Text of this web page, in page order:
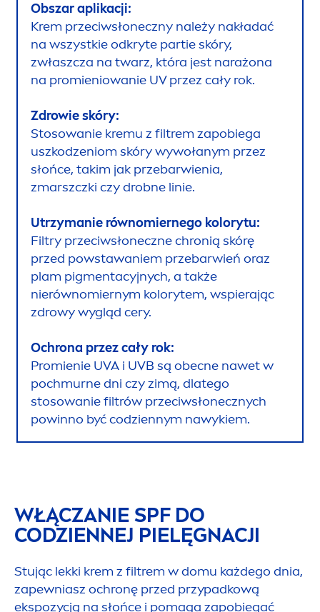
Obszar aplikacji:
Krem przeciwsłoneczny należy nakładać
na wszystkie odkryte partie skóry,
zwłaszcza na twarz, która jest narażona
na promieniowanie UV przez cały rok.
Zdrowie skóry:
Stosowanie kremu z filtrem zapobiega
uszkodzeniom skóry wywołanym przez
słońce, takim jak przebarwienia,
zmarszczki czy drobne linie.
Utrzymanie równomiernego kolorytu:
Filtry przeciwsłoneczne chronią skórę
przed powstawaniem przebarwień oraz
plam pigmentacyjnych, a także
nierównomiernym kolorytem, wspierając
zdrowy wygląd cery.
Ochrona przez cały rok:
Promienie UVA i UVB są obecne nawet w
pochmurne dni czy zimą, dlatego
stosowanie filtrów przeciwsłonecznych
powinno być codziennym nawykiem.
WŁĄCZANIE SPF DO
CODZIENNEJ PIELĘGNACJI
Stując lekki krem z filtrem w domu każdego dnia,
zapewniasz ochronę przed przypadkową
ekspozycją na słońce i pomaga zapobiegać